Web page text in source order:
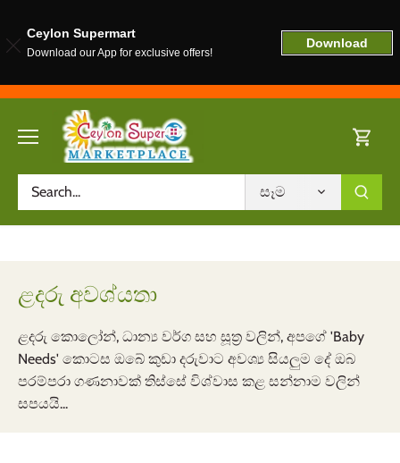
යන්න
සෑම
ළදරු අවශ්යතා
ළදරු කොලෝන්, ධාන්‍ය වර්ග සහ සූත්‍ර වලින්, අපගේ 'Baby
Needs' කොටස ඔබේ කුඩා දරුවාට අවශ්‍ය සියලුම දේ ඔබ
පරම්පරා ගණනාවක් තිස්සේ විශ්වාස කළ සන්නාම වලින්
සපයයි...
Ceylon Supermart
Download our App for exclusive offers!
Download